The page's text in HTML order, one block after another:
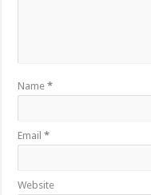
Name*
Email*
Website